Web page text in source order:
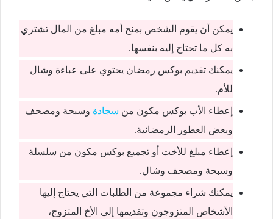
يمكن أن يقوم الشخص بمنح أمه مبلغ من المال تشتري
به كل ما تحتاج إليه بنفسها.
يمكنك تقديم بوكس رمضان يحتوي على عباءة وشال
للأم.
إعطاء الأب بوكس مكون من سجادة وسبحة ومصحف
وبعض العطور الرمضانية.
إعطاء مبلغ للأخت أو تجميع بوكس مكون من سلسلة
وسبحة ومصحف وشال.
يمكنك شراء مجموعة من الطلبات التي يحتاج إليها
الأشخاص المتزوجون وتقديمها إلى الأخ المتزوج،